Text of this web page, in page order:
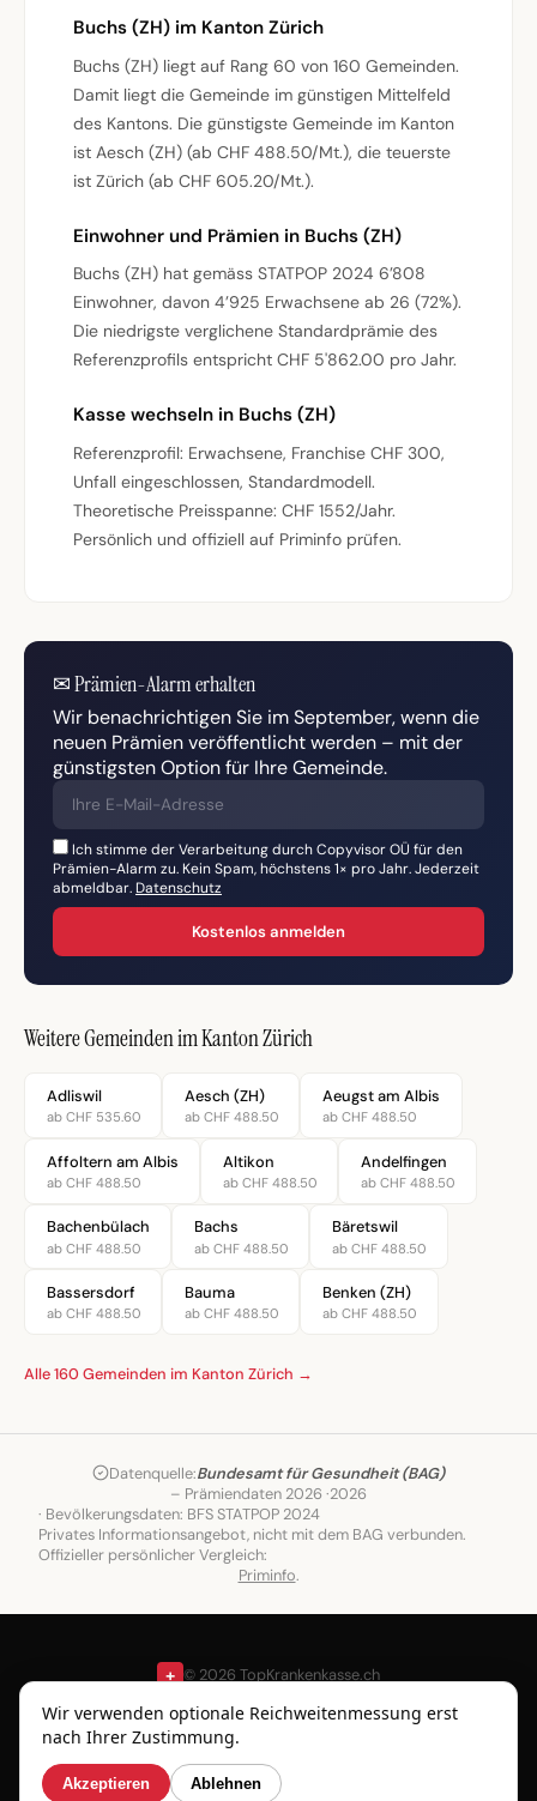
Buchs (ZH) im Kanton Zürich
Buchs (ZH) liegt auf Rang 60 von 160 Gemeinden.
Damit liegt die Gemeinde im günstigen Mittelfeld
des Kantons. Die günstigste Gemeinde im Kanton
ist Aesch (ZH) (ab CHF 488.50/Mt.), die teuerste
ist Zürich (ab CHF 605.20/Mt.).
Einwohner und Prämien in Buchs (ZH)
Buchs (ZH) hat gemäss STATPOP 2024 6’808
Einwohner, davon 4’925 Erwachsene ab 26 (72%).
Die niedrigste verglichene Standardprämie des
Referenzprofils entspricht CHF 5'862.00 pro Jahr.
Kasse wechseln in Buchs (ZH)
Referenzprofil: Erwachsene, Franchise CHF 300,
Unfall eingeschlossen, Standardmodell.
Theoretische Preisspanne: CHF 1552/Jahr.
Persönlich und offiziell auf Priminfo prüfen.
✉Prämien-Alarm erhalten
Wir benachrichtigen Sie im September, wenn die
neuen Prämien veröffentlicht werden – mit der
günstigsten Option für Ihre Gemeinde.
Ich stimme der Verarbeitung durch Copyvisor OÜ für den
Prämien-Alarm zu. Kein Spam, höchstens 1× pro Jahr. Jederzeit
abmeldbar. Datenschutz
Kostenlos anmelden
Weitere Gemeinden im Kanton Zürich
Adliswil
ab CHF 535.60
Aesch (ZH)
ab CHF 488.50
Aeugst am Albis
ab CHF 488.50
Affoltern am Albis
ab CHF 488.50
Altikon
ab CHF 488.50
Andelfingen
ab CHF 488.50
Bachenbülach
ab CHF 488.50
Bachs
ab CHF 488.50
Bäretswil
ab CHF 488.50
Bassersdorf
ab CHF 488.50
Bauma
ab CHF 488.50
Benken (ZH)
ab CHF 488.50
Alle 160 Gemeinden im Kanton Zürich →
Datenquelle:Bundesamt für Gesundheit (BAG)
– Prämiendaten 2026 ·2026
· Bevölkerungsdaten: BFS STATPOP 2024
Privates Informationsangebot, nicht mit dem BAG verbunden.
Offizieller persönlicher Vergleich:
Priminfo.
+ © 2026 TopKrankenkasse.ch
Gemeinden
Blog
uns
Impressum Nutzungsbedingungen
Copyvisor OÜ, Tallinn · Datenquelle: Bundesamt für Gesundheit (BAG)
Wir verwenden optionale Reichweitenmessung erst
nach Ihrer Zustimmung.
Akzeptieren Ablehnen